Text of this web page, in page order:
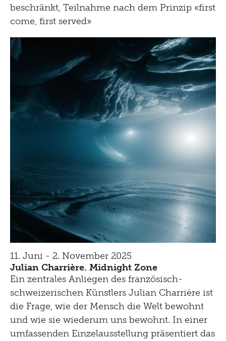
beschränkt, Teilnahme nach dem Prinzip «first
come, first served»
11. Juni - 2. November 2025
Julian Charrière. Midnight Zone
Ein zentrales Anliegen des französisch-
schweizerischen Künstlers Julian Charrière ist
die Frage, wie der Mensch die Welt bewohnt
und wie sie wiederum uns bewohnt. In einer
umfassenden Einzelausstellung präsentiert das